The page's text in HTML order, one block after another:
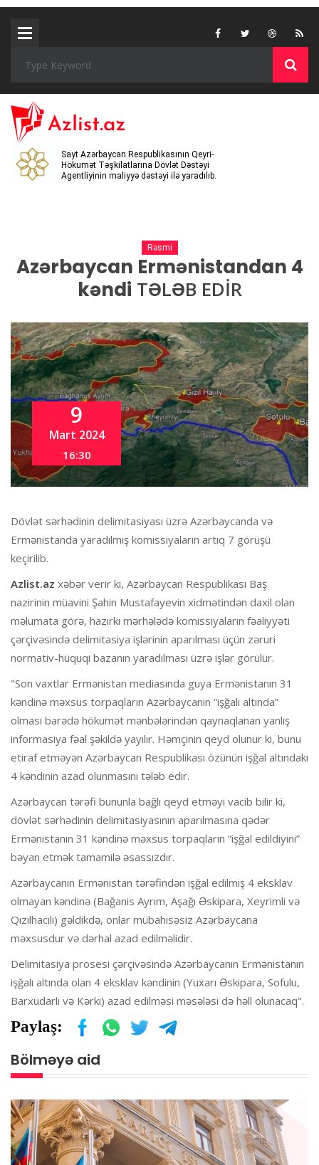
Sayt Azərbaycan Respublikasının Qeyri-
Hökumət Təşkilatlarına Dövlət Dəstəyi
Agentliyinin maliyyə dəstəyi ilə yaradılıb.
Rəsmi
Azərbaycan Ermənistandan 4
kəndi TƏLƏB EDİR
9
Mart 2024
16:30
Dövlət sərhədinin delimitasiyası üzrə Azərbaycanda və
Ermənistanda yaradılmış komissiyaların artıq 7 görüşü
keçirilib.
Azlist.az xəbər verir ki, Azərbaycan Respublikası Baş
nazirinin müavini Şahin Mustafayevin xidmətindən daxil olan
məlumata görə, hazırkı mərhələdə komissiyaların fəaliyyəti
çərçivəsində delimitasiya işlərinin aparılması üçün zəruri
normativ-hüquqi bazanın yaradılması üzrə işlər görülür.
"Son vaxtlar Ermənistan mediasında guya Ermənistanın 31
kəndinə məxsus torpaqların Azərbaycanın “işğalı altında”
olması barədə hökumət mənbələrindən qaynaqlanan yanlış
informasiya fəal şəkildə yayılır. Həmçinin qeyd olunur ki, bunu
etiraf etməyən Azərbaycan Respublikası özünün işğal altındakı
4 kəndinin azad olunmasını tələb edir.
Azərbaycan tərəfi bununla bağlı qeyd etməyi vacib bilir ki,
dövlət sərhədinin delimitasiyasının aparılmasına qədər
Ermənistanın 31 kəndinə məxsus torpaqların “işğal edildiyini”
bəyan etmək tamamilə əsassızdır.
Azərbaycanın Ermənistan tərəfindən işğal edilmiş 4 eksklav
olmayan kəndinə (Bağanis Ayrım, Aşağı Əskipara, Xeyrimli və
Qızılhacılı) gəldikdə, onlar mübahisəsiz Azərbaycana
məxsusdur və dərhal azad edilməlidir.
Delimitasiya prosesi çərçivəsində Azərbaycanın Ermənistanın
işğalı altında olan 4 eksklav kəndinin (Yuxarı Əskipara, Sofulu,
Barxudarlı və Kərki) azad edilməsi məsələsi də həll olunacaq".
Paylaş:
Bölməyə aid